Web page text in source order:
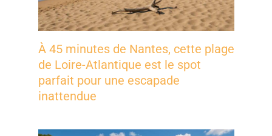
À 45 minutes de Nantes, cette plage
de Loire-Atlantique est le spot
parfait pour une escapade
inattendue